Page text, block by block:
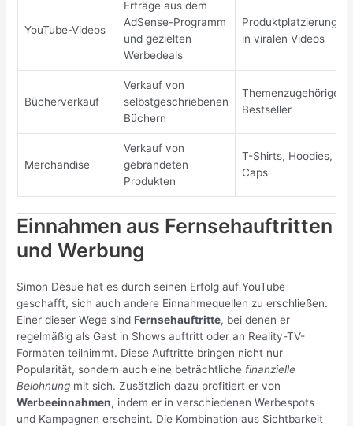
YouTube-Videos
Erträge aus dem
AdSense-Programm
und gezielten
Werbedeals
Produktplatzierungen
in viralen Videos
Bücherverkauf
Verkauf von
selbstgeschriebenen
Büchern
Themenzugehörige
Bestseller
Merchandise
Verkauf von
gebrandeten
Produkten
T-Shirts, Hoodies,
Caps
Einnahmen aus Fernsehauftritten
und Werbung
Simon Desue hat es durch seinen Erfolg auf YouTube
geschafft, sich auch andere Einnahmequellen zu erschließen.
Einer dieser Wege sindFernsehauftritte, bei denen er
regelmäßig als Gast in Shows auftritt oder an Reality-TV-
Formaten teilnimmt. Diese Auftritte bringen nicht nur
Popularität, sondern auch eine beträchtliche finanzielle
Belohnung mit sich. Zusätzlich dazu profitiert er von
Werbeeinnahmen, indem er in verschiedenen Werbespots
und Kampagnen erscheint. Die Kombination aus Sichtbarkeit